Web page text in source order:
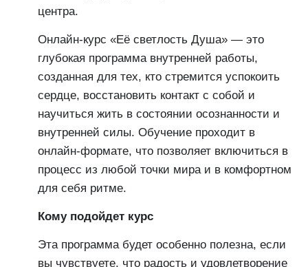
центра.
Онлайн-курс «Её светлость Душа» — это
глубокая программа внутренней работы,
созданная для тех, кто стремится успокоить
сердце, восстановить контакт с собой и
научиться жить в состоянии осознанности и
внутренней силы. Обучение проходит в
онлайн-формате, что позволяет включиться в
процесс из любой точки мира и в комфортном
для себя ритме.
Кому подойдет курс
Эта программа будет особенно полезна, если
вы чувствуете, что радость и удовлетворение